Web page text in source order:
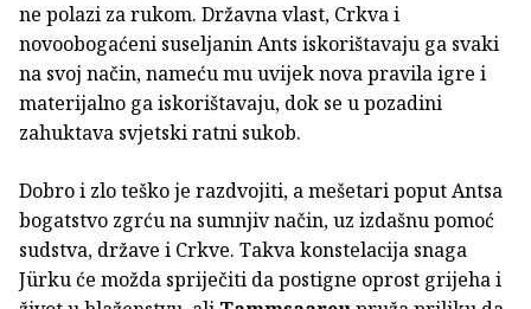
ne polazi za rukom. Državna vlast, Crkva i
novoobogaćeni suseljanin Ants iskorištavaju ga svaki
na svoj način, nameću mu uvijek nova pravila igre i
materijalno ga iskorištavaju, dok se u pozadini
zahuktava svjetski ratni sukob.
Dobro i zlo teško je razdvojiti, a mešetari poput Antsa
bogatstvo zgrću na sumnjiv način, uz izdašnu pomoć
sudstva, države i Crkve. Takva konstelacija snaga
Jürku će možda spriječiti da postigne oprost grijeha i